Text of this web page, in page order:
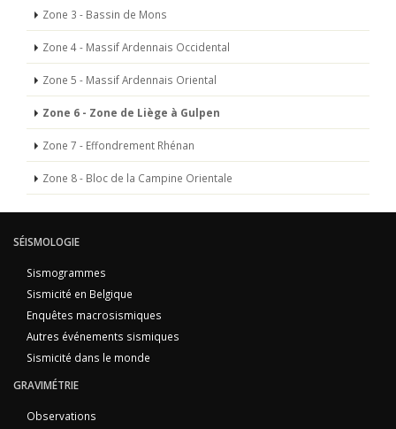
Zone 3 - Bassin de Mons
Zone 4 - Massif Ardennais Occidental
Zone 5 - Massif Ardennais Oriental
Zone 6 - Zone de Liège à Gulpen
Zone 7 - Effondrement Rhénan
Zone 8 - Bloc de la Campine Orientale
SÉISMOLOGIE
Sismogrammes
Sismicité en Belgique
Enquêtes macrosismiques
Autres événements sismiques
Sismicité dans le monde
GRAVIMÉTRIE
Observations